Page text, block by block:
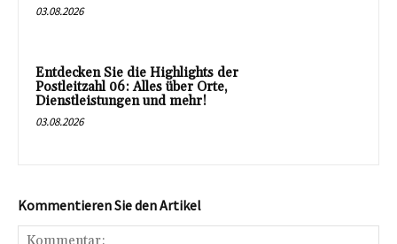
03.08.2026
Entdecken Sie die Highlights der
Postleitzahl 06: Alles über Orte,
Dienstleistungen und mehr!
03.08.2026
Kommentieren Sie den Artikel